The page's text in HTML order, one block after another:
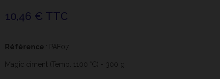
10,46 € TTC
Référence : PAE07
Magic ciment (Temp. 1100 °C) - 300 g